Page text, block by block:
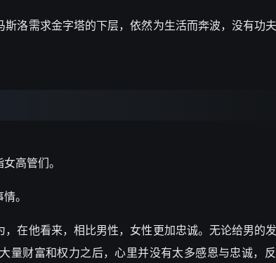
斯洛需求金字塔的下层，依然为生活而奔波，没有功
高管们。
。
在他看来，相比男性，女性更加忠诚。无论给男的
量财富和权力之后，心里并没有太多感恩与忠诚，